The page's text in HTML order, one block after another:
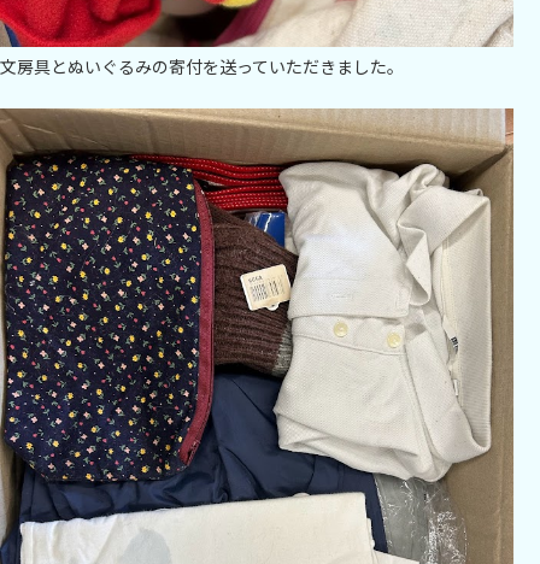
文房具とぬいぐるみの寄付を送っていただきました。